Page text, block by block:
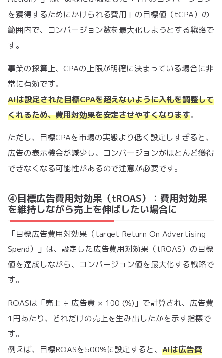
を獲得するためにかけられる費用」の目標値（tCPA）の
範囲内で、コンバージョン数を最大化しようとする戦略で
す。
事業の採算上、CPAの上限が明確に決まっている場合に非
常に有効です。
AIは設定された目標CPAを超えないように入札を調整して
くれるため、費用対効果を安定させやすくなります。
ただし、目標CPAを市場の実態より低く設定しすぎると、
広告の表示機会が減少し、コンバージョンがほとんど獲得
できなくなる可能性があるので注意が必要です。
④目標広告費用対効果（tROAS）：費用対効果
を維持しながら売上を伸ばしたい場合に
「目標広告費用対効果（target Return On Advertising
Spend）」は、設定した広告費用対効果（tROAS）の目標
値を達成しながら、コンバージョン値を最大化する戦略で
す。
ROASは「売上 ÷ 広告費 × 100 (%)」で計算され、広告費
1円あたり、どれだけの売上を生み出したかを示す指標で
す。
例えば、目標ROASを500%に設定すると、 AIは広告費